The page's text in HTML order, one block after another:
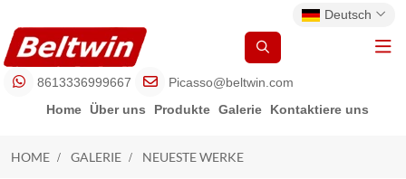
Deutsch
8613336999667
Picasso@beltwin.com
Home Über uns Produkte Galerie Kontaktiere uns
HOME GALERIE NEUESTE WERKE